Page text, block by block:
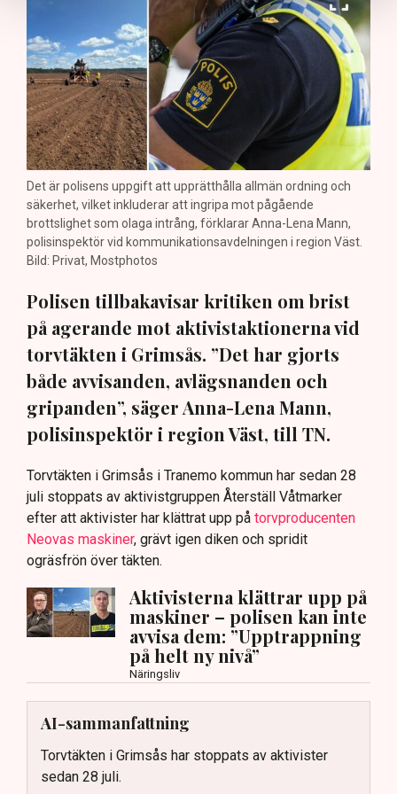
Det är polisens uppgift att upprätthålla allmän ordning och
säkerhet, vilket inkluderar att ingripa mot pågående
brottslighet som olaga intrång, förklarar Anna-Lena Mann,
polisinspektör vid kommunikationsavdelningen i region Väst.
Bild: Privat, Mostphotos
Polisen tillbakavisar kritiken om brist
på agerande mot aktivistaktionerna vid
torvtäkten i Grimsås. ”Det har gjorts
både avvisanden, avlägsnanden och
gripanden”, säger Anna-Lena Mann,
polisinspektör i region Väst, till TN.
Torvtäkten i Grimsås i Tranemo kommun har sedan 28
juli stoppats av aktivistgruppen Återställ Våtmarker
efter att aktivister har klättrat upp på torvproducenten
Neovas maskiner, grävt igen diken och spridit
ogräsfrön över täkten.
Aktivisterna klättrar upp på
maskiner – polisen kan inte
avvisa dem: ”Upptrappning
på helt ny nivå”
Näringsliv
AI-sammanfattning
Torvtäkten i Grimsås har stoppats av aktivister
sedan 28 juli.